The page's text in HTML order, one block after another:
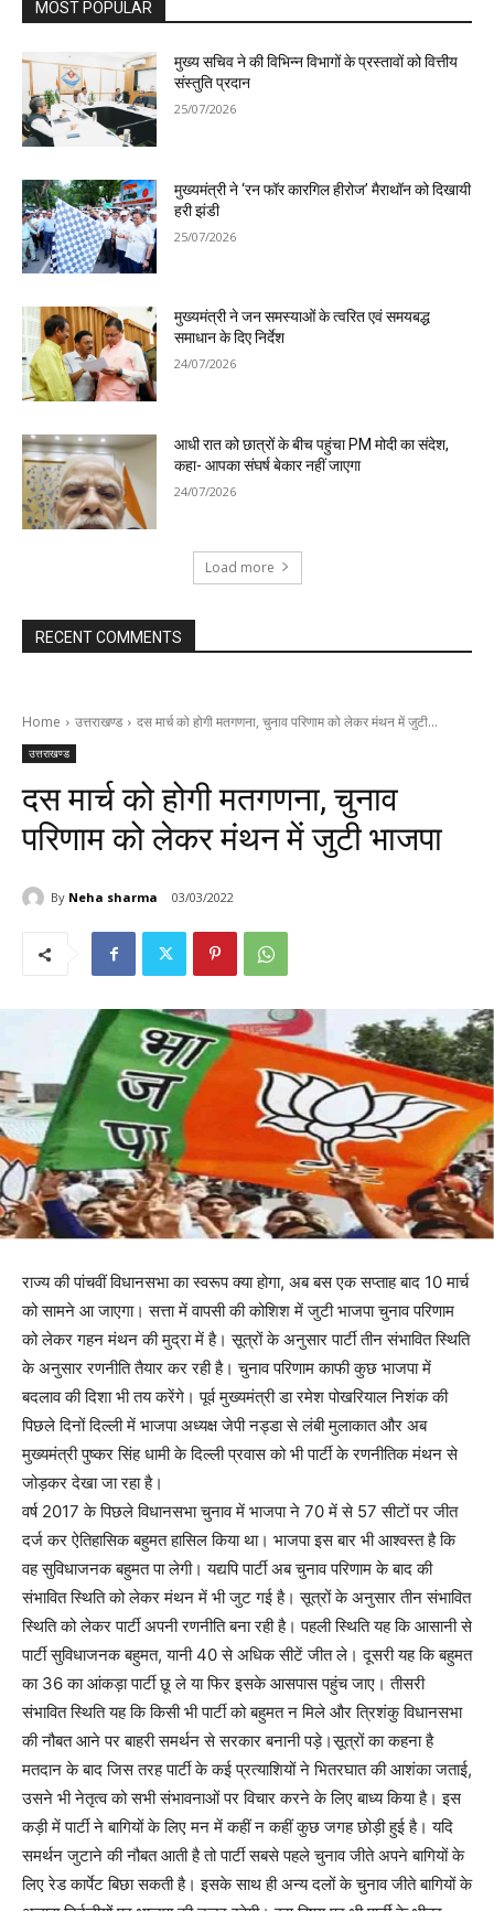
MOST POPULAR
मुख्य सचिव ने की विभिन्न विभागों के प्रस्तावों को वित्तीय
संस्तुति प्रदान
25/07/2026
मुख्यमंत्री ने ‘रन फॉर कारगिल हीरोज’ मैराथॉन को दिखायी
हरी झंडी
25/07/2026
मुख्यमंत्री ने जन समस्याओं के त्वरित एवं समयबद्ध
समाधान के दिए निर्देश
24/07/2026
आधी रात को छात्रों के बीच पहुंचा PM मोदी का संदेश,
कहा- आपका संघर्ष बेकार नहीं जाएगा
24/07/2026
Load more
RECENT COMMENTS